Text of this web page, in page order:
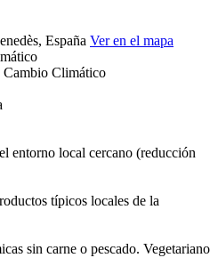
España Ver en el mapa
Vegetariano